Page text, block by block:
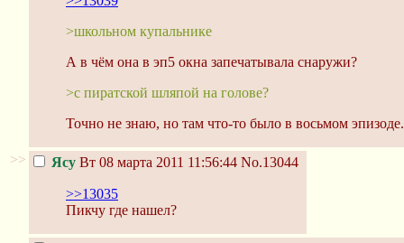
>школьном купальнике
А в чём она в эп5 окна запечатывала снаружи?
>с пиратской шляпой на голове?
Точно не знаю, но там что-то было в восьмом эпизоде.
>> Ясу Вт 08 марта 2011 11:56:44 No.13044
>>13035
Пикчу где нашел?